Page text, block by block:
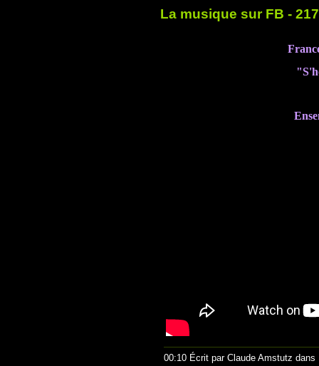
La musique sur FB -
00:10 Écrit par Claude Amstutz dans